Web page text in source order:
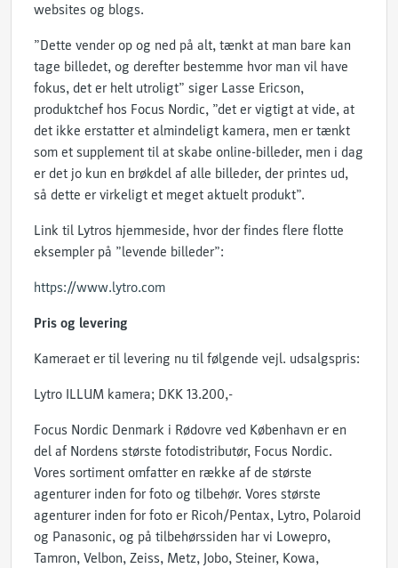
websites og blogs.
”Dette vender op og ned på alt, tænkt at man bare kan
tage billedet, og derefter bestemme hvor man vil have
fokus, det er helt utroligt” siger Lasse Ericson,
produktchef hos Focus Nordic, ”det er vigtigt at vide, at
det ikke erstatter et almindeligt kamera, men er tænkt
som et supplement til at skabe online-billeder, men i dag
er det jo kun en brøkdel af alle billeder, der printes ud,
så dette er virkeligt et meget aktuelt produkt”.
Link til Lytros hjemmeside, hvor der findes flere flotte
eksempler på ”levende billeder”:
https://www.lytro.com
Pris og levering
Kameraet er til levering nu til følgende vejl. udsalgspris:
Lytro ILLUM kamera; DKK 13.200,-
Focus Nordic Denmark i Rødovre ved København er en
del af Nordens største fotodistributør, Focus Nordic.
Vores sortiment omfatter en række af de største
agenturer inden for foto og tilbehør. Vores største
agenturer inden for foto er Ricoh/Pentax, Lytro, Polaroid
og Panasonic, og på tilbehørssiden har vi Lowepro,
Tamron, Velbon, Zeiss, Metz, Jobo, Steiner, Kowa,